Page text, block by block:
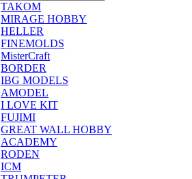
TAKOM
MIRAGE HOBBY
HELLER
FINEMOLDS
MisterCraft
BORDER
IBG MODELS
AMODEL
I LOVE KIT
FUJIMI
GREAT WALL HOBBY
ACADEMY
RODEN
ICM